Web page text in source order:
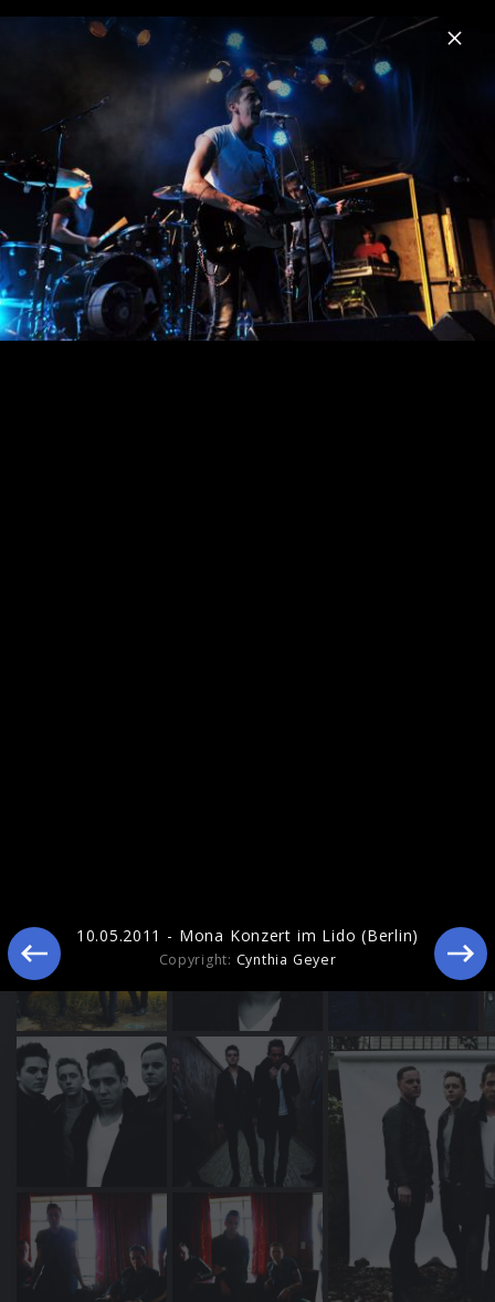
Menu
Mona
Home News Musik Videos Fotos Biografie
10.05.2011 - Mona Konzert im Lido (Berlin)
10.05.2011 - Mona Konzert im Lido (Berlin)
Copyright: Cynthia Geyer